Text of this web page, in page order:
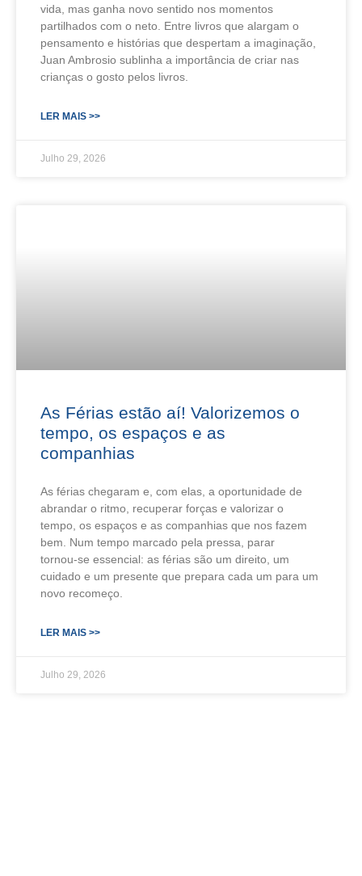
vida, mas ganha novo sentido nos momentos
partilhados com o neto. Entre livros que alargam o
pensamento e histórias que despertam a imaginação,
Juan Ambrosio sublinha a importância de criar nas
crianças o gosto pelos livros.
LER MAIS >>
Julho 29, 2026
As Férias estão aí! Valorizemos o
tempo, os espaços e as
companhias
As férias chegaram e, com elas, a oportunidade de
abrandar o ritmo, recuperar forças e valorizar o
tempo, os espaços e as companhias que nos fazem
bem. Num tempo marcado pela pressa, parar
tornou‑se essencial: as férias são um direito, um
cuidado e um presente que prepara cada um para um
novo recomeço.
LER MAIS >>
Julho 29, 2026